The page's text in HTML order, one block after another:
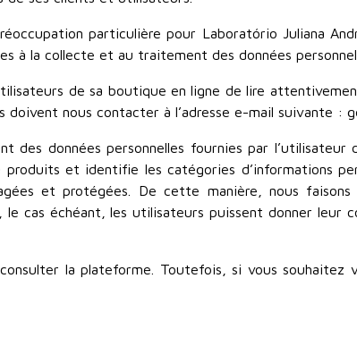
particulière pour Laboratório Juliana
à la collecte et au traitement des données
de sa boutique en ligne de lire
nous contacter à l’adresse e-mail suivante :
données personnelles fournies par
et identifie les catégories d’informations
et protégées. De cette manière, nous
cas échéant, les utilisateurs puissent donner leur
la plateforme. Toutefois, si vous souhaitez